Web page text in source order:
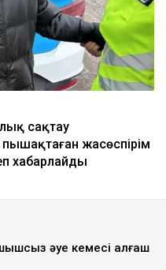
сақтау
жасөспірім
хабарлайды
әуе кемесі алғаш